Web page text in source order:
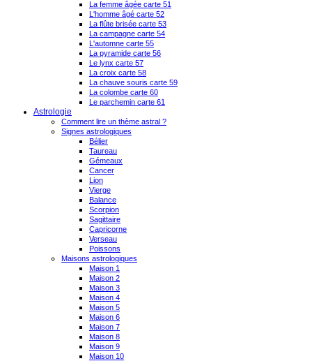
La femme âgée carte 51
L'homme âgé carte 52
La flûte brisée carte 53
La campagne carte 54
L'automne carte 55
La pyramide carte 56
Le lynx carte 57
La croix carte 58
La chauve souris carte 59
La colombe carte 60
Le parchemin carte 61
Astrologie
Comment lire un thème astral ?
Signes astrologiques
Bélier
Taureau
Gémeaux
Cancer
Lion
Vierge
Balance
Scorpion
Sagittaire
Capricorne
Verseau
Poissons
Maisons astrologiques
Maison 1
Maison 2
Maison 3
Maison 4
Maison 5
Maison 6
Maison 7
Maison 8
Maison 9
Maison 10